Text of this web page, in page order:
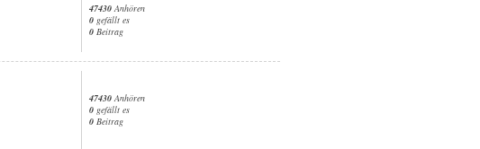
47430 Anhören
0 gefällt es
0 Beitrag
47430Anhören
0 gefällt es
0 Beitrag